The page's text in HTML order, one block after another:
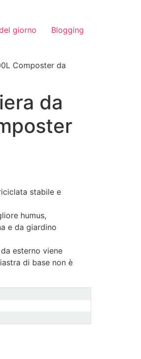
giorno Blogging
Composter da
da
stabile e
humus,
e da giardino
esterno viene
di base non è